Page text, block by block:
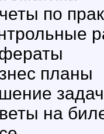
по
планы
задач
на